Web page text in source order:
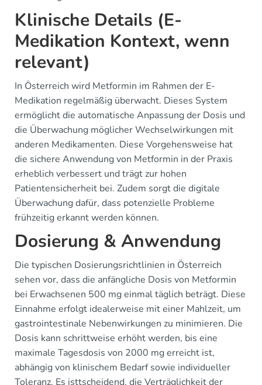
Klinische Details (E-
Medikation Kontext, wenn
relevant)
In Österreich wird Metformin im Rahmen der E-
Medikation regelmäßig überwacht. Dieses System
ermöglicht die automatische Anpassung der Dosis und
die Überwachung möglicher Wechselwirkungen mit
anderen Medikamenten. Diese Vorgehensweise hat
die sichere Anwendung von Metformin in der Praxis
erheblich verbessert und trägt zur hohen
Patientensicherheit bei. Zudem sorgt die digitale
Überwachung dafür, dass potenzielle Probleme
frühzeitig erkannt werden können.
Dosierung & Anwendung
Die typischen Dosierungsrichtlinien in Österreich
sehen vor, dass die anfängliche Dosis von Metformin
bei Erwachsenen 500 mg einmal täglich beträgt. Diese
Einnahme erfolgt idealerweise mit einer Mahlzeit, um
gastrointestinale Nebenwirkungen zu minimieren. Die
Dosis kann schrittweise erhöht werden, bis eine
maximale Tagesdosis von 2000 mg erreicht ist,
abhängig von klinischem Bedarf sowie individueller
Toleranz. Es isttscheidend, die Verträglichkeit der